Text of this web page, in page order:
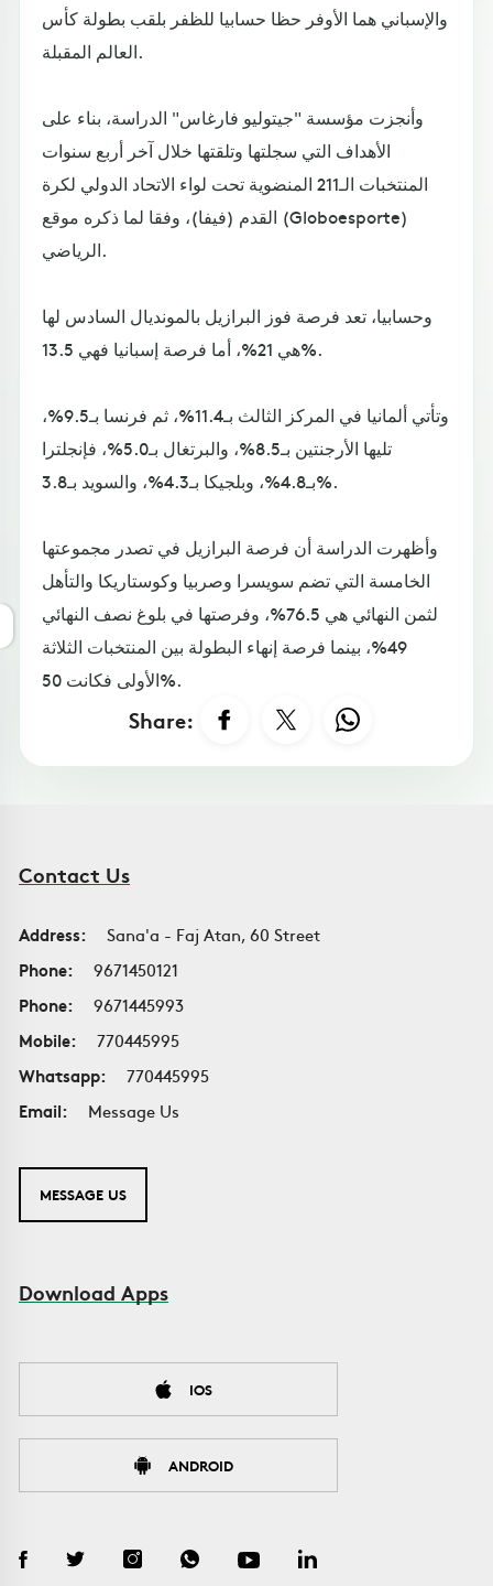
والإسباني هما الأوفر حظا حسابيا للظفر بلقب بطولة كأس
العالم المقبلة.
وأنجزت مؤسسة "جيتوليو فارغاس" الدراسة، بناء على
الأهداف التي سجلتها وتلقتها خلال آخر أربع سنوات
المنتخبات الـ211 المنضوية تحت لواء الاتحاد الدولي لكرة
القدم (فيفا)، وفقا لما ذكره موقع (Globoesporte)
الرياضي.
وحسابيا، تعد فرصة فوز البرازيل بالمونديال السادس لها
هي 21%، أما فرصة إسبانيا فهي 13.5%.
وتأتي ألمانيا في المركز الثالث بـ11.4%، ثم فرنسا بـ9.5%،
تليها الأرجنتين بـ8.5%، والبرتغال بـ5.0%، فإنجلترا
بـ4.8%، وبلجيكا بـ4.3%، والسويد بـ3.8%.
وأظهرت الدراسة أن فرصة البرازيل في تصدر مجموعتها
الخامسة التي تضم سويسرا وصربيا وكوستاريكا والتأهل
لثمن النهائي هي 76.5%، وفرصتها في بلوغ نصف النهائي
49%، بينما فرصة إنهاء البطولة بين المنتخبات الثلاثة
الأولى فكانت 50%.
Share:
Contact Us
Address:
Sana'a - Faj Atan, 60 Street
Phone:
9671450121
Phone:
9671445993
Mobile:
770445995
Whatsapp:
770445995
Email:
Message Us
MESSAGE US
Download Apps
IOS
ANDROID